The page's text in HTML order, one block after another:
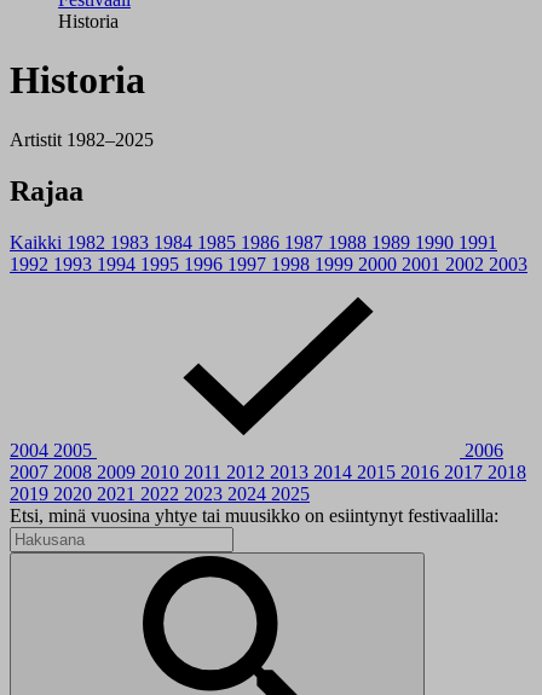
Historia
Historia
Artistit 1982–2025
Rajaa
Kaikki 1982 1983 1984 1985 1986 1987 1988 1989 1990 1991
1992 1993 1994 1995 1996 1997 1998 1999 2000 2001 2002 2003
2004 2005
2006
2007 2008 2009 2010 2011 2012 2013 2014 2015 2016 2017 2018
2019 2020 2021 2022 2023 2024 2025
Etsi, minä vuosina yhtye tai muusikko on esiintynyt festivaalilla: